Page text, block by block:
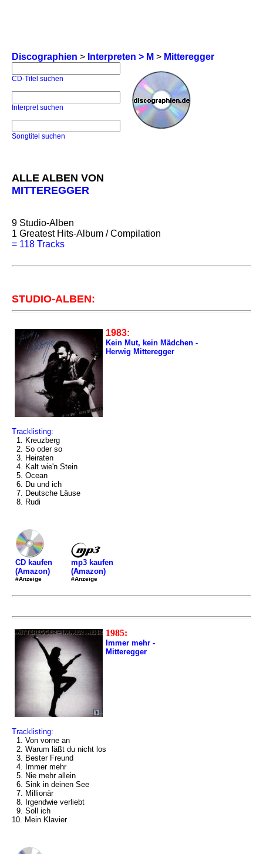
Discographien > Interpreten > M > Mitteregger
CD-Titel suchen
Interpret suchen
Songtitel suchen
ALLE ALBEN VON
MITTEREGGER
9 Studio-Alben
1 Greatest Hits-Album / Compilation
= 118 Tracks
STUDIO-ALBEN:
1983:
Kein Mut, kein Mädchen -
Herwig Mitteregger
Tracklisting:
1. Kreuzberg
2. So oder so
3. Heiraten
4. Kalt wie'n Stein
5. Ocean
6. Du und ich
7. Deutsche Läuse
8. Rudi
CD kaufen
(Amazon)
#Anzeige
mp3 kaufen
(Amazon)
#Anzeige
1985:
Immer mehr -
Mitteregger
Tracklisting:
1. Von vorne an
2. Warum läßt du nicht los
3. Bester Freund
4. Immer mehr
5. Nie mehr allein
6. Sink in deinen See
7. Millionär
8. Irgendwie verliebt
9. Soll ich
10. Mein Klavier